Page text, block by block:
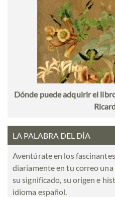
Dónde puede adquirir el
LA PALABRA DEL DÍA
Aventúrate en los
diariamente en tu correo
su significado, su origen e
idioma español.